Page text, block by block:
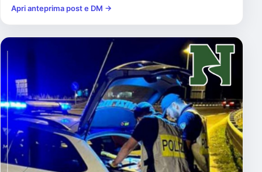
Apri anteprima post e DM →